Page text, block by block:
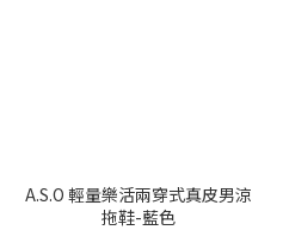
A.S.O 輕量樂活兩穿式真皮男涼
拖鞋-藍色